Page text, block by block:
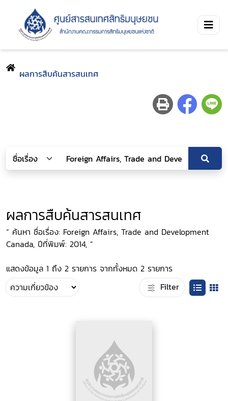
ผลการสืบค้นสารสนเทศ
ผลการสืบค้นสารสนเทศ
“ ค้นหา ชื่อเรื่อง: Foreign Affairs, Trade and Development
Canada, ปีที่พิมพ์: 2014, ”
แสดงข้อมูล 1 ถึง 2 รายการ จากทั้งหมด 2 รายการ
Filter